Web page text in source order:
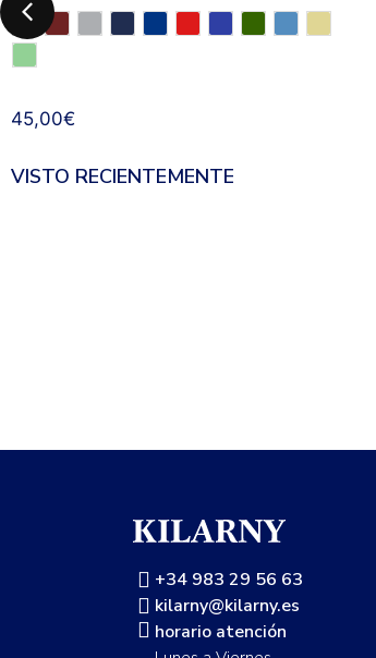
45,00€
VISTO RECIENTEMENTE
+34 983 29 56 63
kilarny@kilarny.es
horario atención